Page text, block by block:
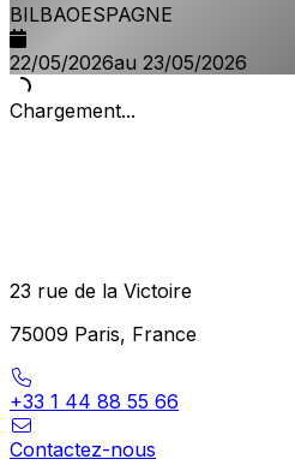
BILBAOESPAGNE
22/05/2026au 23/05/2026
Chargement...
23 rue de la Victoire
75009 Paris, France
+33 1 44 88 55 66
Contactez-nous